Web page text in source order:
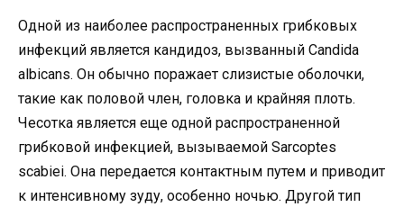
Одной из наиболее распространенных грибковых
инфекций является кандидоз, вызванный Candida
albicans. Он обычно поражает слизистые оболочки,
такие как половой член, головка и крайняя плоть.
Чесотка является еще одной распространенной
грибковой инфекцией, вызываемой Sarcoptes
scabiei. Она передается контактным путем и приводит
к интенсивному зуду, особенно ночью. Другой тип